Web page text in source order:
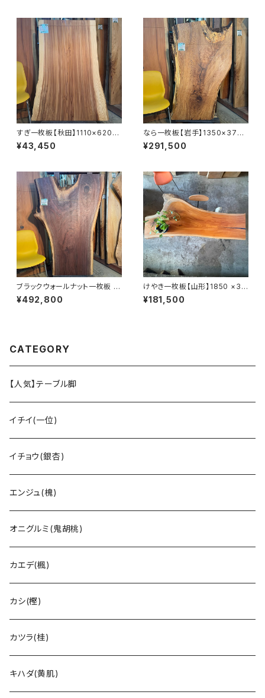
すぎ一枚板【秋田】1110×620~
850×45㎜【オイル塗装 仕上げ
済み】
¥43,450
なら一枚板【岩手】1350×370~
750×51㎜【オイル塗装 仕上げ
済み】
¥291,500
ブラックウォールナット一枚板 1
470~1510×600~1030×43
㎜【オイル塗装 仕上げ済み】
¥492,800
けやき一枚板【山形】1850 ×36
0~680×53㎜【オイル塗装 仕
上げ済み】
¥181,500
CATEGORY
【人気】テーブル脚
イチイ(一位)
イチョウ(銀杏)
エンジュ(槐)
オニグルミ(鬼胡桃)
カエデ(楓)
カシ(樫)
カツラ(桂)
キハダ(黄肌)